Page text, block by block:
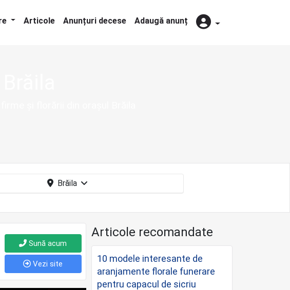
Articole Anunțuri decese Adaugă anunț
Sună acum
Vezi site
Articole recomandate
10 modele interesante de
aranjamente florale funerare
pentru capacul de sicriu